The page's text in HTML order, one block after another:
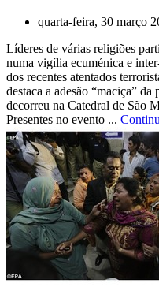
quarta-feira, 30 março
Líderes de várias religiões
numa vigília ecuménica e
dos recentes atentados
destaca a adesão “maciça”
decorreu na Catedral de São
Presentes no evento ...